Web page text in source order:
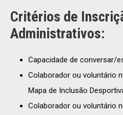
Critérios de
Administrativos:
Capacidade de conversar/
Colaborador ou voluntário
Mapa de Inclusão
Colaborador ou voluntário